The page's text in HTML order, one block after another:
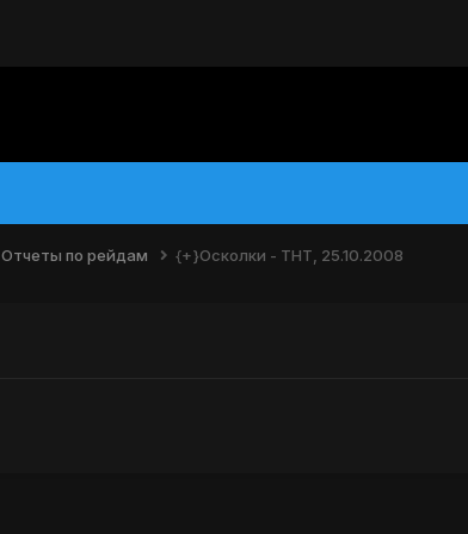
Отчеты по рейдам {+}Осколки - ТНТ, 25.10.2008